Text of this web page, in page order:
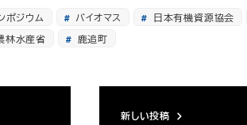
ポジウム バイオマス 日本有機資源協会
林水産省 鹿追町
新しい投稿